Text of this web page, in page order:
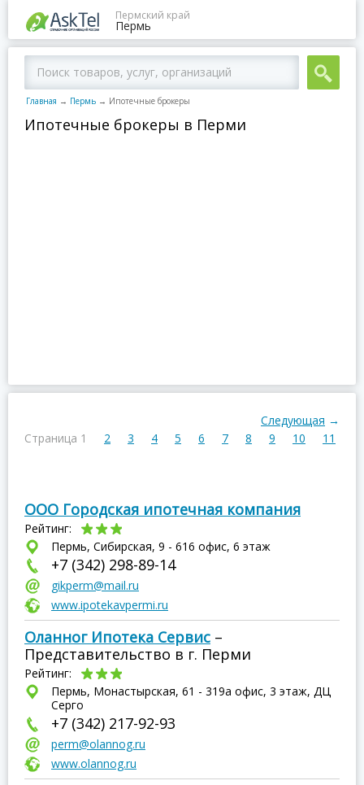
Пермский край
Пермь
Главная → Пермь → Ипотечные брокеры
Ипотечные брокеры в Перми
Следующая →
Страница 1
2 3 4 5 6 7 8 9 10 11
ООО Городская ипотечная компания
Рейтинг:
Пермь, Сибирская, 9 - 616 офис, 6 этаж
+7 (342) 298-89-14
gikperm@mail.ru
www.ipotekavpermi.ru
Оланног Ипотека Сервис –
Представительство в г. Перми
Рейтинг:
Пермь, Монастырская, 61 - 319а офис, 3 этаж, ДЦ
Серго
+7 (342) 217-92-93
perm@olannog.ru
www.olannog.ru